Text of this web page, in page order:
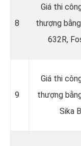
8
Giá thi
thượng
632R,
9
Giá thi
thượng
Sika